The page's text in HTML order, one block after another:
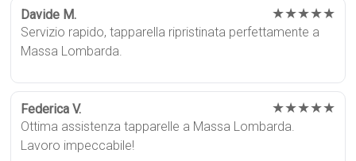
Davide M. ★★★★★
Servizio rapido, tapparella ripristinata perfettamente a
Massa Lombarda.
Federica V. ★★★★★
Ottima assistenza tapparelle a Massa Lombarda.
Lavoro impeccabile!